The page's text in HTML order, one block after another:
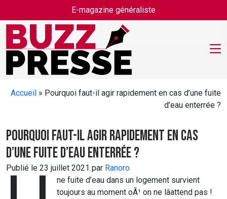
E-magazine généraliste
Accueil » Pourquoi faut-il agir rapidement en cas d’une fuite
d’eau enterrée ?
Pourquoi faut-il agir rapidement en cas
d’une fuite d’eau enterrée ?
Publié le 23 juillet 2021 par Ranoro
ne fuite d’eau dans un logement survient
toujours au moment oÃ¹ on ne lâattend pas !